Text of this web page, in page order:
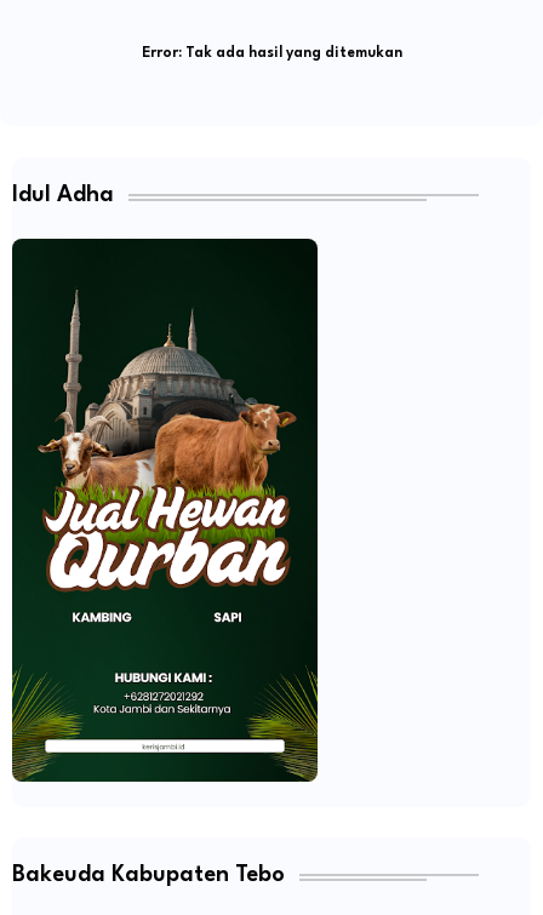
Error:Tak ada hasil yang ditemukan
Idul Adha
Bakeuda Kabupaten Tebo